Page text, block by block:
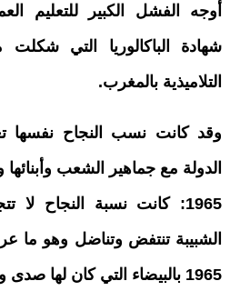
أوجه الفشل الكبير للتعليم
شهادة الباكالوريا التي
التلاميذية بالمغرب.
وقد كانت نسب النجاح
الدولة مع جماهير الشعب
1965 بالبيضاء التي كان لها صدى وطنياً.